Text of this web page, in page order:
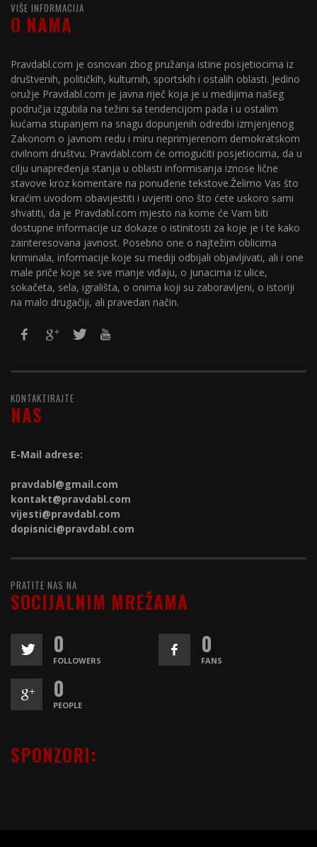
VIŠE INFORMACIJA
O NAMA
Pravdabl.com je osnovan zbog pružanja istine posjetiocima iz
društvenih, političkih, kulturnih, sportskih i ostalih oblasti. Jedino
oružje Pravdabl.com je javna riječ koja je u medijima našeg
područja izgubila na težini sa tendencijom pada i u ostalim
kućama stupanjem na snagu dopunjenih odredbi izmjenjenog
Zakonom o javnom redu i miru neprimjerenom demokratskom
civilnom društvu. Pravdabl.com će omogućiti posjetiocima, da u
cilju unapređenja stanja u oblasti informisanja iznose lične
stavove kroz komentare na ponuđene tekstove.Želimo Vas što
kraćim uvodom obavijestiti i uvjeriti ono što ćete uskoro sami
shvatiti, da je Pravdabl.com mjesto na kome će Vam biti
dostupne informacije uz dokaze o istinitosti za koje je i te kako
zainteresovana javnost. Posebno one o najtežim oblicima
kriminala, informacije koje su mediji odbijali objavljivati, ali i one
male priče koje se sve manje viđaju, o junacima iz ulice,
sokačeta, sela, igrališta, o onima koji su zaboravljeni, o istoriji
na malo drugačiji, ali pravedan način.
KONTAKTIRAJTE
NAS
E-Mail adrese:
pravdabl@gmail.com
kontakt@pravdabl.com
vijesti@pravdabl.com
dopisnici@pravdabl.com
PRATITE NAS NA
SOCIJALNIM MREŽAMA
0
FOLLOWERS
0
FANS
0
PEOPLE
SPONZORI: